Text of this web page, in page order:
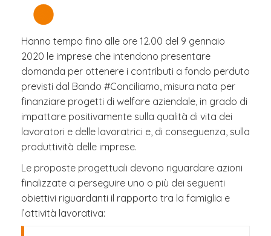
Hanno tempo fino alle ore 12.00 del 9 gennaio
2020 le imprese che intendono presentare
domanda per ottenere i contributi a fondo perduto
previsti dal Bando #Conciliamo, misura nata per
finanziare progetti di welfare aziendale, in grado di
impattare positivamente sulla qualità di vita dei
lavoratori e delle lavoratrici e, di conseguenza, sulla
produttività delle imprese.
Le proposte progettuali devono riguardare azioni
finalizzate a perseguire uno o più dei seguenti
obiettivi riguardanti il rapporto tra la famiglia e
l’attività lavorativa: